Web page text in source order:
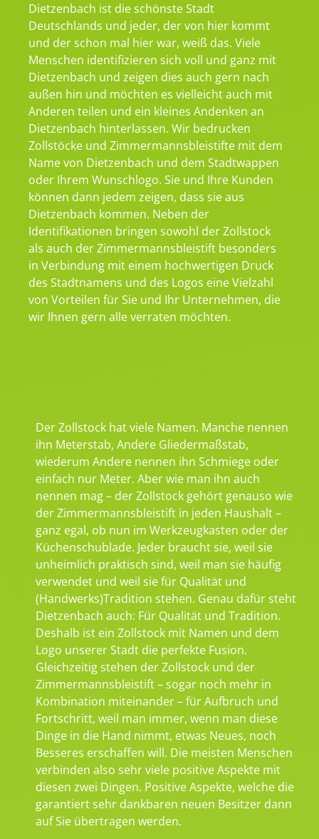
Dietzenbach ist die schönste Stadt
Deutschlands und jeder, der von hier kommt
und der schon mal hier war, weiß das. Viele
Menschen identifizieren sich voll und ganz mit
Dietzenbach und zeigen dies auch gern nach
außen hin und möchten es vielleicht auch mit
Anderen teilen und ein kleines Andenken an
Dietzenbach hinterlassen. Wir bedrucken
Zollstöcke und Zimmermannsbleistifte mit dem
Name von Dietzenbach und dem Stadtwappen
oder Ihrem Wunschlogo. Sie und Ihre Kunden
können dann jedem zeigen, dass sie aus
Dietzenbach kommen. Neben der
Identifikationen bringen sowohl der Zollstock
als auch der Zimmermannsbleistift besonders
in Verbindung mit einem hochwertigen Druck
des Stadtnamens und des Logos eine Vielzahl
von Vorteilen für Sie und Ihr Unternehmen, die
wir Ihnen gern alle verraten möchten.
Der Zollstock hat viele Namen. Manche nennen
ihn Meterstab, Andere Gliedermaßstab,
wiederum Andere nennen ihn Schmiege oder
einfach nur Meter. Aber wie man ihn auch
nennen mag – der Zollstock gehört genauso wie
der Zimmermannsbleistift in jeden Haushalt –
ganz egal, ob nun im Werkzeugkasten oder der
Küchenschublade. Jeder braucht sie, weil sie
unheimlich praktisch sind, weil man sie häufig
verwendet und weil sie für Qualität und
(Handwerks)Tradition stehen. Genau dafür steht
Dietzenbach auch: Für Qualität und Tradition.
Deshalb ist ein Zollstock mit Namen und dem
Logo unserer Stadt die perfekte Fusion.
Gleichzeitig stehen der Zollstock und der
Zimmermannsbleistift – sogar noch mehr in
Kombination miteinander – für Aufbruch und
Fortschritt, weil man immer, wenn man diese
Dinge in die Hand nimmt, etwas Neues, noch
Besseres erschaffen will. Die meisten Menschen
verbinden also sehr viele positive Aspekte mit
diesen zwei Dingen. Positive Aspekte, welche die
garantiert sehr dankbaren neuen Besitzer dann
auf Sie übertragen werden.